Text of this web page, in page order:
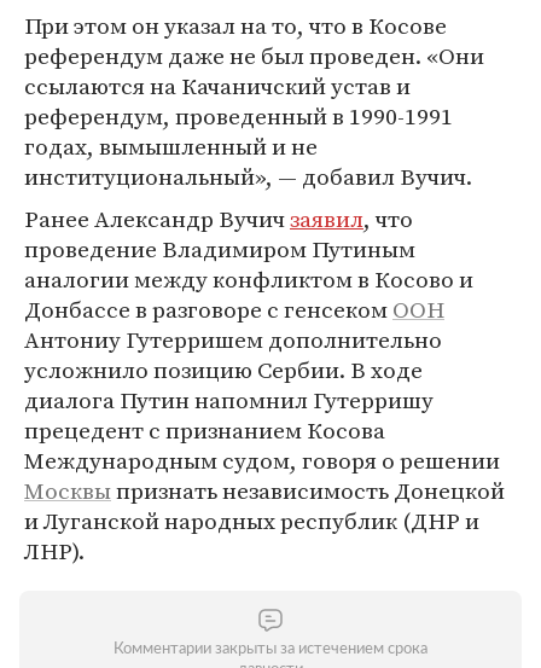
При этом он указал на то, что в Косове
референдум даже не был проведен. «Они
ссылаются на Качаничский устав и
референдум, проведенный в 1990-1991
годах, вымышленный и не
институциональный», — добавил Вучич.
Ранее Александр Вучичзаявил, что
проведение Владимиром Путиным
аналогии между конфликтом в Косово и
Донбассе в разговоре с генсекомООН
Антониу Гутерришем дополнительно
усложнило позицию Сербии. В ходе
диалога Путин напомнил Гутерришу
прецедент с признанием Косова
Международным судом, говоря о решении
Москвыпризнать независимость Донецкой
и Луганской народных республик (ДНР и
ЛНР).
Комментарии закрыты за истечением срока